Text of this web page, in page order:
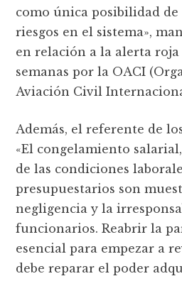
como única posibilidad
riesgos en el sistema»,
en relación a la alerta
semanas por la OACI
Aviación Civil
Además, el referente de
«El congelamiento
de las condiciones
presupuestarios son
negligencia y la
funcionarios. Reabrir la
esencial para empezar a
debe reparar el poder